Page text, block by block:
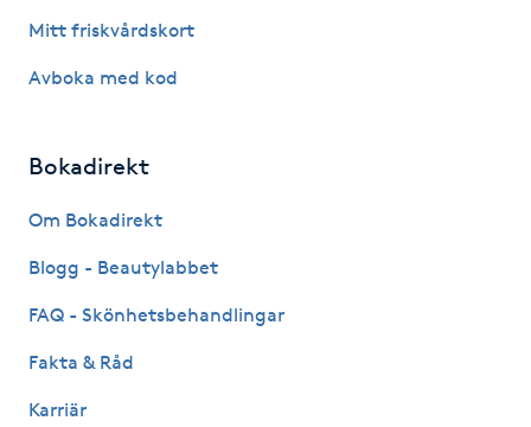
Hyperhidros
Mitt friskvårdskort
Avboka med kod
Bokadirekt
Om Bokadirekt
Blogg - Beautylabbet
FAQ - Skönhetsbehandlingar
Fakta & Råd
Karriär